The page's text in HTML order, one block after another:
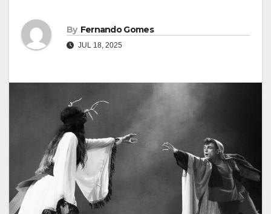
By Fernando Gomes
JUL 18, 2025